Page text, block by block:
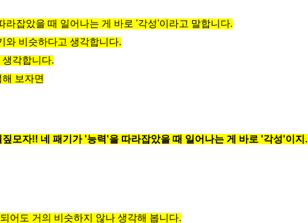
라잡았을 때 일어나는 게 바로 '각성'이라고 말합니다.
와 비슷하다고 생각합니다.
각합니다.
보자면
모자!! 네 패기가 '능력'을 따라잡았을 때 일어나는 게 바로 '각성'이지.
어도 거의 비슷하지 않나 생각해 봅니다.